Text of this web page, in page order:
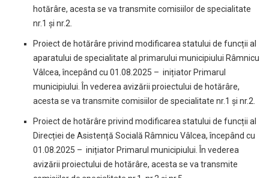
hotărâre, acesta se va transmite comisiilor de specialitate
nr.1 și nr.2.
Proiect de hotărâre privind modificarea statului de funcții al
aparatului de specialitate al primarului municipiului Râmnicu
Vâlcea, începând cu 01.08.2025 – inițiator Primarul
municipiului. În vederea avizării proiectului de hotărâre,
acesta se va transmite comisiilor de specialitate nr.1 și nr.2.
Proiect de hotărâre privind modificarea statului de funcții al
Direcției de Asistență Socială Râmnicu Vâlcea, începând cu
01.08.2025 – inițiator Primarul municipiului. În vederea
avizării proiectului de hotărâre, acesta se va transmite